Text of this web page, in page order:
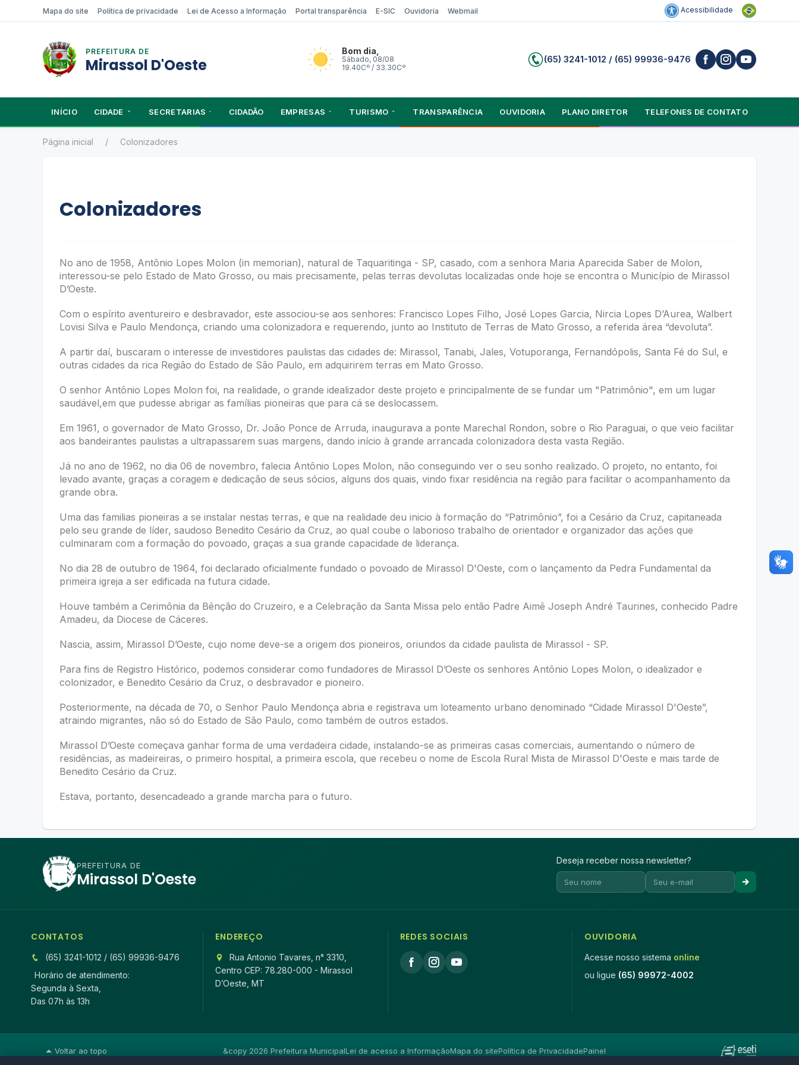
Mapa do site Política de privacidade Lei de Acesso a Informação Portal transparência E-SIC Ouvidoria Webmail Acessibilidade
PREFEITURA DE
Mirassol D'Oeste
Bom dia,
Sábado, 08/08
19.40Cº / 33.30Cº
(65) 3241-1012 / (65) 99936-9476
INÍCIO CIDADE SECRETARIAS CIDADÃO EMPRESAS TURISMO TRANSPARÊNCIA OUVIDORIA PLANO DIRETOR TELEFONES DE CONTATO
Página inicial Colonizadores
Colonizadores
No ano de 1958, Antônio Lopes Molon (in memorian), natural de Taquaritinga - SP, casado, com a senhora Maria Aparecida Saber de Molon,
interessou-se pelo Estado de Mato Grosso, ou mais precisamente, pelas terras devolutas localizadas onde hoje se encontra o Município de Mirassol
D’Oeste.
Com o espírito aventureiro e desbravador, este associou-se aos senhores: Francisco Lopes Filho, José Lopes Garcia, Nircia Lopes D’Aurea, Walbert
Lovisi Silva e Paulo Mendonça, criando uma colonizadora e requerendo, junto ao Instituto de Terras de Mato Grosso, a referida área “devoluta”.
A partir daí, buscaram o interesse de investidores paulistas das cidades de: Mirassol, Tanabi, Jales, Votuporanga, Fernandópolis, Santa Fé do Sul, e
outras cidades da rica Região do Estado de São Paulo, em adquirirem terras em Mato Grosso.
O senhor Antônio Lopes Molon foi, na realidade, o grande idealizador deste projeto e principalmente de se fundar um "Patrimônio", em um lugar
saudável,em que pudesse abrigar as famílias pioneiras que para cá se deslocassem.
Em 1961, o governador de Mato Grosso, Dr. João Ponce de Arruda, inaugurava a ponte Marechal Rondon, sobre o Rio Paraguai, o que veio facilitar
aos bandeirantes paulistas a ultrapassarem suas margens, dando início à grande arrancada colonizadora desta vasta Região.
Já no ano de 1962, no dia 06 de novembro, falecia Antônio Lopes Molon, não conseguindo ver o seu sonho realizado. O projeto, no entanto, foi
levado avante, graças a coragem e dedicação de seus sócios, alguns dos quais, vindo fixar residência na região para facilitar o acompanhamento da
grande obra.
Uma das familias pioneiras a se instalar nestas terras, e que na realidade deu inicio à formação do “Patrimônio”, foi a Cesário da Cruz, capitaneada
pelo seu grande de líder, saudoso Benedito Cesário da Cruz, ao qual coube o laborioso trabalho de orientador e organizador das ações que
culminaram com a formação do povoado, graças a sua grande capacidade de liderança.
No dia 28 de outubro de 1964, foi declarado oficialmente fundado o povoado de Mirassol D'Oeste, com o lançamento da Pedra Fundamental da
primeira igreja a ser edificada na futura cidade.
Houve também a Cerimônia da Bênção do Cruzeiro, e a Celebração da Santa Missa pelo então Padre Aimê Joseph André Taurines, conhecido Padre
Amadeu, da Diocese de Cáceres.
Nascia, assim, Mirassol D’Oeste, cujo nome deve-se a origem dos pioneiros, oriundos da cidade paulista de Mirassol - SP.
Para fins de Registro Histórico, podemos considerar como fundadores de Mirassol D’Oeste os senhores Antônio Lopes Molon, o idealizador e
colonizador, e Benedito Cesário da Cruz, o desbravador e pioneiro.
Posteriormente, na década de 70, o Senhor Paulo Mendonça abria e registrava um loteamento urbano denominado “Cidade Mirassol D'Oeste”,
atraindo migrantes, não só do Estado de São Paulo, como também de outros estados.
Mirassol D’Oeste começava ganhar forma de uma verdadeira cidade, instalando-se as primeiras casas comerciais, aumentando o número de
residências, as madeireiras, o primeiro hospital, a primeira escola, que recebeu o nome de Escola Rural Mista de Mirassol D'Oeste e mais tarde de
Benedito Cesário da Cruz.
Estava, portanto, desencadeado a grande marcha para o futuro.
PREFEITURA DE
Mirassol D'Oeste
Deseja receber nossa newsletter?
CONTATOS
(65) 3241-1012 / (65) 99936-9476
Horário de atendimento:
Segunda à Sexta,
Das 07h às 13h
ENDEREÇO
Rua Antonio Tavares, n° 3310,
Centro CEP: 78.280-000 - Mirassol
D’Oeste, MT
REDES SOCIAIS OUVIDORIA
Acesse nosso sistema online
ou ligue (65) 99972-4002
Voltar ao topo &copy 2026 Prefeitura MunicipalLei de acesso a InformaçãoMapa do sitePolítica de PrivacidadePainel